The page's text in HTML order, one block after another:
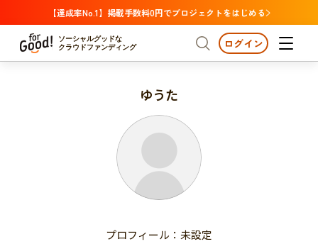
【達成率No.1】掲載手数料0円でプロジェクトをはじめる
ソーシャルグッドな
クラウドファンディング
プロジェクトからさがす 注目
支援金額が多い
支援人数が多い
終了日が近い
国際協力
支援金額が多い
終了日が近い
カテゴリーからさがす
医療・福祉
子ども・教育
人権・マイノリティ
ログイン
ゆうた
プロフィール：未設定